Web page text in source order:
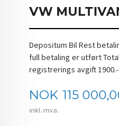
VW
Depositum Bil Rest
full betaling er utført
registrerings avgift
Pris
NOK 115
inkl. mva.